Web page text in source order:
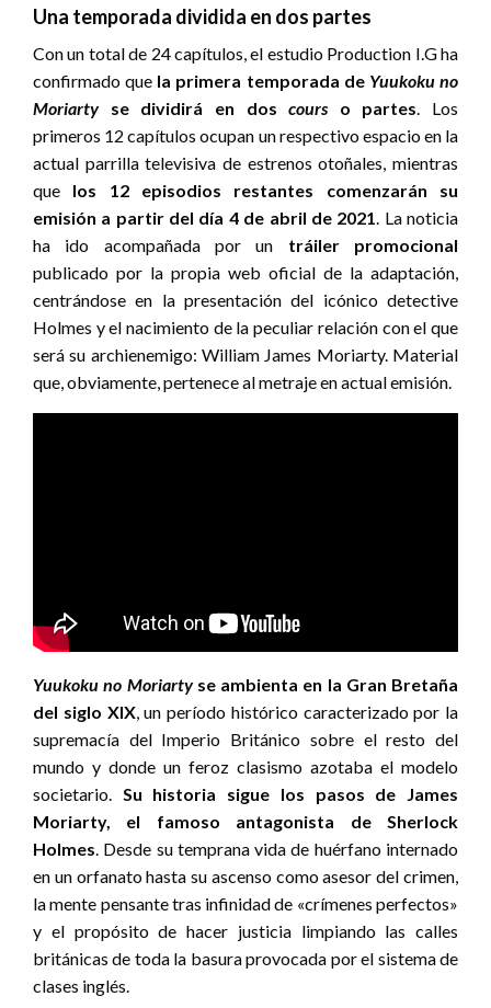
Una temporada dividida en dos partes
Con un total de 24 capítulos, el estudio Production I.G ha
confirmado que la primera temporada de Yuukoku no
Moriartyse dividirá en doscours o partes. Los
primeros 12 capítulos ocupan un respectivo espacio en la
actual parrilla televisiva de estrenos otoñales, mientras
que los 12 episodios restantes comenzarán su
emisión a partir del día 4 de abril de 2021. La noticia
ha ido acompañada por un tráiler promocional
publicado por la propia web oficial de la adaptación,
centrándose en la presentación del icónico detective
Holmes y el nacimiento de la peculiar relación con el que
será su archienemigo: William James Moriarty. Material
que, obviamente, pertenece al metraje en actual emisión.
Yuukoku no Moriartyse ambienta en la Gran Bretaña
del siglo XIX, un período histórico caracterizado por la
supremacía del Imperio Británico sobre el resto del
mundo y donde un feroz clasismo azotaba el modelo
societario. Su historia sigue los pasos de James
Moriarty, el famoso antagonista de Sherlock
Holmes . Desde su temprana vida de huérfano internado
en un orfanato hasta su ascenso como asesor del crimen,
la mente pensante tras infinidad de «crímenes perfectos»
y el propósito de hacer justicia limpiando las calles
británicas de toda la basura provocada por el sistema de
clases inglés.